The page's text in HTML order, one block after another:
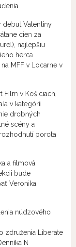
debut Valentiny
cien za
najlepšiu
herca
MFF v Locarne v
Film v Košiciach,
v kategórii
drobných
scény a
porota
a filmová
bude
Veronika
núdzového
združenia Liberate
N